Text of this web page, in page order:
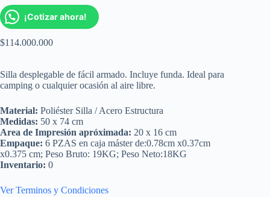
¡Cotizar ahora!
$114.000.000
Silla desplegable de fácil armado. Incluye funda. Ideal para
camping o cualquier ocasión al aire libre.
Material: Poliéster Silla / Acero Estructura
Medidas: 50 x 74 cm
Area de Impresión apróximada: 20 x 16 cm
Empaque: 6 PZAS en caja máster de:0.78cm x0.37cm
x0.375 cm; Peso Bruto: 19KG; Peso Neto:18KG
Inventario: 0
Ver Terminos y Condiciones